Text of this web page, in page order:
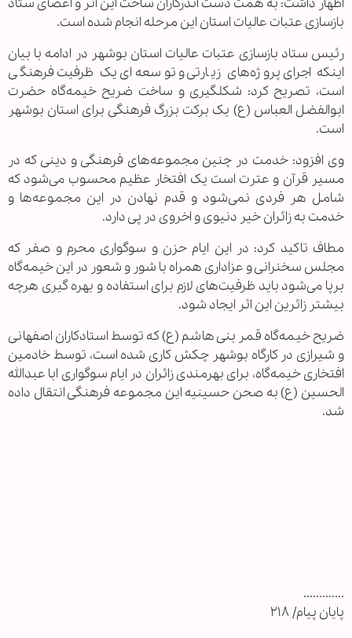
اظهار داشت: به همت دست اندرکاران ساخت این اثر و اعضای ستاد
بازسازی عتبات عالیات استان این مرحله انجام شده است.
رئیس ستاد بازسازی عتبات عالیات استان بوشهر در ادامه با بیان
اینکه اجرای پروژه‌های زیارتی و توسعه‌ای یک ظرفیت فرهنگی
است، تصریح کرد: شکلگیری و ساخت ضریح خیمه‌گاه حضرت
ابوالفضل العباس (ع) یک برکت بزرگ فرهنگی برای استان بوشهر
است.
وی افزود: خدمت در چنین مجموعه‌های فرهنگی و دینی که در
مسیر قرآن و عترت است یک افتخار عظیم محسوب می‌شود که
شامل هر فردی نمی‌شود و قدم نهادن در این مجموعه‌ها و
خدمت به زائران خیر دنیوی و اخروی در پی دارد.
مطاف تاکید کرد: در این ایام حزن و سوگواری محرم و صفر که
مجلس سخنرانی و عزاداری همراه با شور و شعور در این خیمه‌گاه
برپا می‌شود باید ظرفیت‌های لازم برای استفاده و بهره گیری هرچه
بیشتر زائرین این اثر ایجاد شود.
ضریح خیمه‌گاه قمر بنی هاشم (ع) که توسط استادکاران اصفهانی
و شیرازی در کارگاه بوشهر چکش کاری شده است، توسط خادمین
افتخاری خیمه‌گاه، برای بهرمندی زائران در ایام سوگواری ابا عبدالله
الحسین (ع) به صحن حسینیه این مجموعه فرهنگی انتقال داده
شد.
.............
پایان پیام/ ۲۱۸